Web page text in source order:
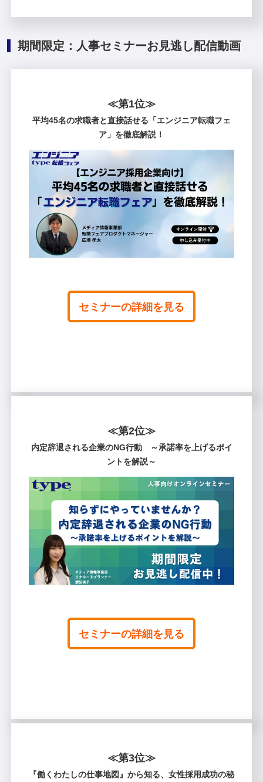
期間限定：人事セミナーお見逃し配信動画
≪第1位≫
平均45名の求職者と直接話せる「エンジニア転職フェ
ア」を徹底解説！
セミナーの詳細を見る
≪第2位≫
内定辞退される企業のNG行動 ～承諾率を上げるポイ
ントを解説～
セミナーの詳細を見る
≪第3位≫
『働くわたしの仕事地図』から知る、女性採用成功の秘